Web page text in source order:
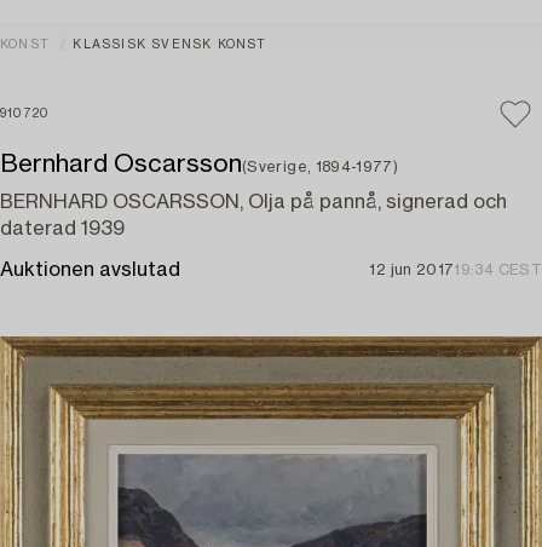
KONST KLASSISK SVENSK KONST
910720
Bernhard Oscarsson(Sverige, 1894-1977)
BERNHARD OSCARSSON, Olja på pannå, signerad och
daterad 1939
Auktionen avslutad 12 jun 201719:34 CEST